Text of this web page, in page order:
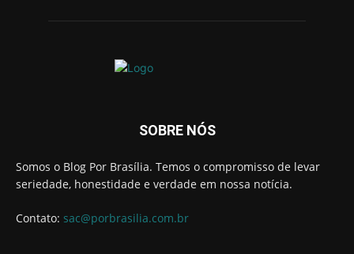
SOBRE NÓS
Somos o Blog Por Brasília. Temos o compromisso de levar
seriedade, honestidade e verdade em nossa notícia.
Contato: sac@porbrasilia.com.br